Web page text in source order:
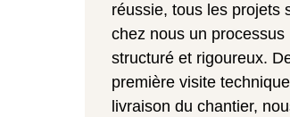
réussie, tous les projets
chez nous un processus
structuré et rigoureux.
première visite
livraison du chantier,